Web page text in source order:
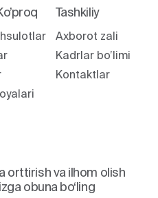
Tashkiliy
Axborot zali
Kadrlar bo’limi
Kontaktlar
orttirish va ilhom olish
obuna bo‘ling